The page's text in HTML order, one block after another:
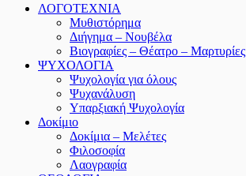
ΛΟΓΟΤΕΧΝΙΑ
Μυθιστόρημα
Διήγημα – Νουβέλα
Βιογραφίες – Θέατρο – Μαρτυρίες
ΨΥΧΟΛΟΓΙΑ
Ψυχολογία για όλους
Ψυχανάλυση
Υπαρξιακή Ψυχολογία
Δοκίμιο
Δοκίμια – Μελέτες
Φιλοσοφία
Λαογραφία